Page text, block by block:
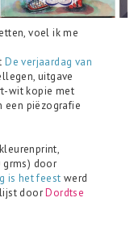
voel ik me
De verjaardag van
uitgave
wit kopie met
een piëzografie
grms) door
is het feest werd
doorDordtse